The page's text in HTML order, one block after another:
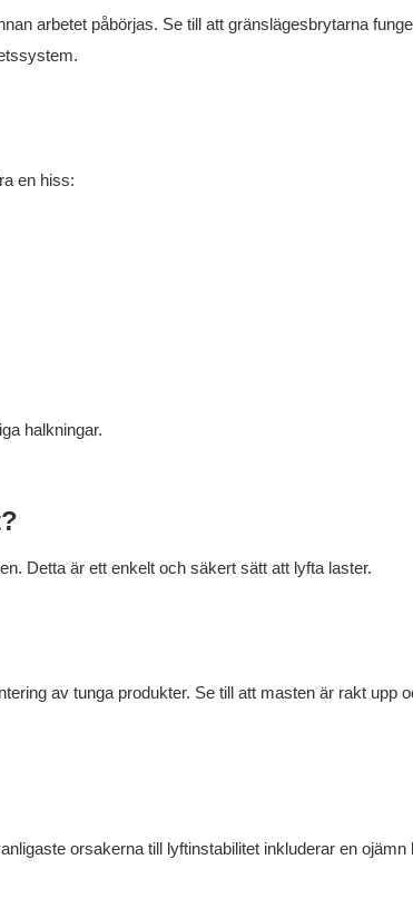
arbetet påbörjas. Se till att gränslägesbrytarna
en hiss:
halkningar.
Detta är ett enkelt och säkert sätt att lyfta laster.
av tunga produkter. Se till att masten är rakt upp
orsakerna till lyftinstabilitet inkluderar en ojämn